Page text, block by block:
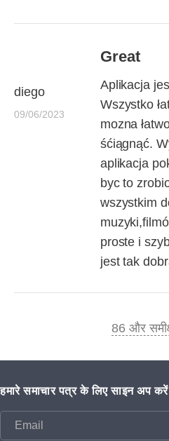
diego
09/06/2023
Great
Aplikacja
Wszystko
mozna
śćiągnąć.
aplikacja
byc to
wszystkim
proste i
jest tak
86 और
हमारे समाचार पत्र के लिए साइन अप करें